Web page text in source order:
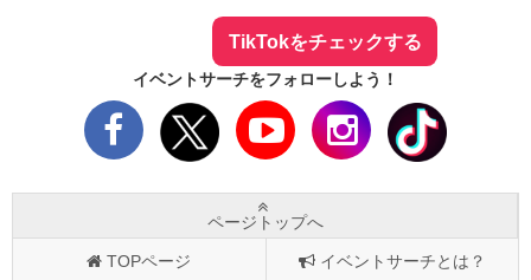
TikTokをチェックする
イベントサーチをフォローしよう！
ページトップへ
TOPページ イベントサーチとは？